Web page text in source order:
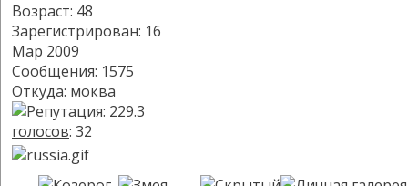
Возраст: 48
Зарегистрирован: 16
Мар 2009
Сообщения: 1575
Откуда: моква
голосов: 32